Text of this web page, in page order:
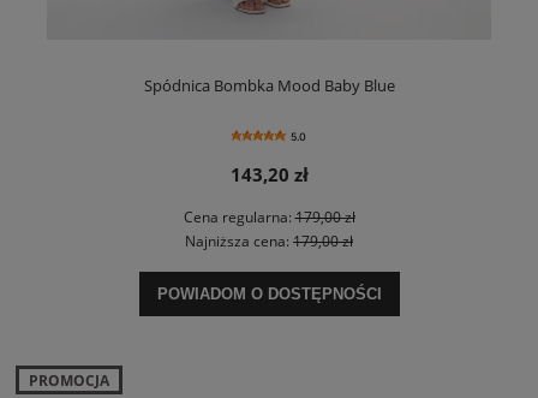
Spódnica Bombka Mood Baby Blue
5.0
143,20 zł
Cena regularna:179,00 zł
Najniższa cena: 179,00 zł
POWIADOM O DOSTĘPNOŚCI
PROMOCJA